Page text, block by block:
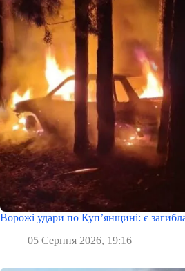
Ворожі удари по Куп’янщині: є
05 Серпня 2026, 19:16